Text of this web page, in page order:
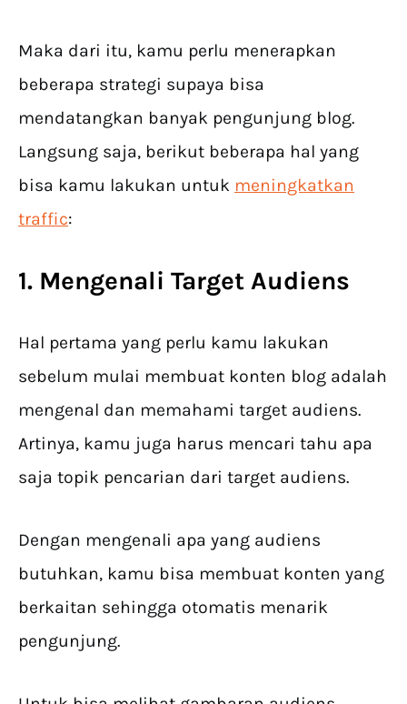
Maka dari itu, kamu perlu menerapkan
beberapa strategi supaya bisa
mendatangkan banyak pengunjung blog.
Langsung saja, berikut beberapa hal yang
bisa kamu lakukan untuk meningkatkan
traffic:
1. Mengenali Target Audiens
Hal pertama yang perlu kamu lakukan
sebelum mulai membuat konten blog adalah
mengenal dan memahami target audiens.
Artinya, kamu juga harus mencari tahu apa
saja topik pencarian dari target audiens.
Dengan mengenali apa yang audiens
butuhkan, kamu bisa membuat konten yang
berkaitan sehingga otomatis menarik
pengunjung.